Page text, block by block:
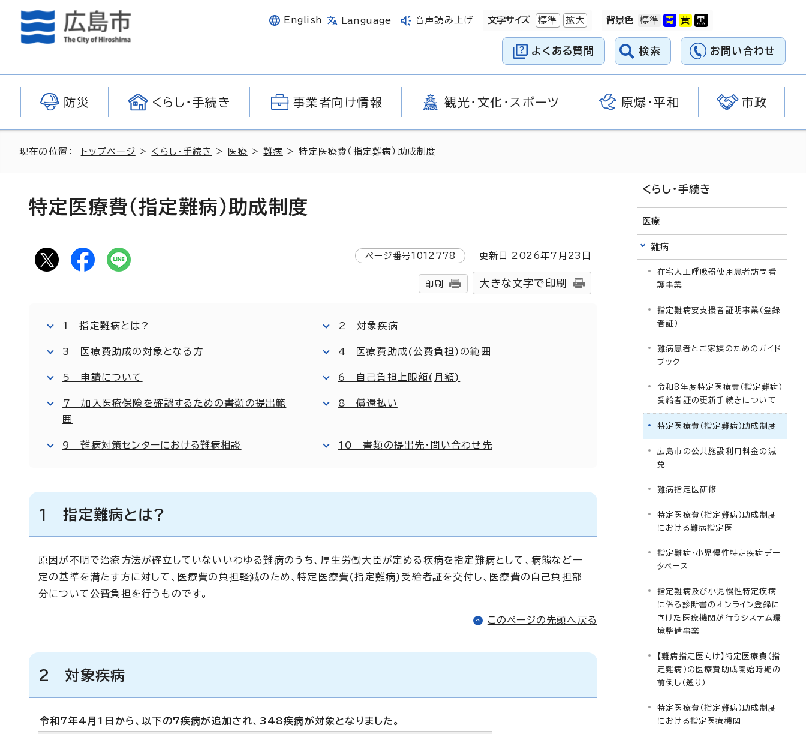
English Language 音声読み上げ 文字サイズ 標準 拡大 背景色
よくある質問 検索 お問い合わせ
防災 くらし・手続き 事業者向け情報 観光・文化・スポーツ 原爆・平和 市政
現在の位置： トップページ > くらし・手続き > 医療 >難病 > 特定医療費（指定難病）助成制度
特定医療費（指定難病）助成制度
ページ番号1012778 更新日 2026年7月 23 日
印刷 大きな文字で印刷
1 指定難病とは? 2 対象疾病
3 医療費助成の対象となる方 4 医療費助成(公費負担)の範囲
5 申請について 6 自己負担上限額(月額)
7 加入医療保険を確認するための書類の提出範
囲
8 償還払い
9 難病対策センターにおける難病相談 10 書類の提出先・問い合わせ先
1 指定難病とは?
原因が不明で治療方法が確立していないいわゆる難病のうち、厚生労働大臣が定める疾病を指定難病として、病態など一
定の基準を満たす方に対して、医療費の負担軽減のため、特定医療費(指定難病)受給者証を交付し、医療費の自己負担部
分について公費負担を行うものです。
このページの先頭へ戻る
2 対象疾病
令和7年4月1日から、以下の7疾病が追加され、348疾病が対象となりました。
くらし・手続き
医療
難病
在宅人工呼吸器使用患者訪問看
護事業
指定難病要支援者証明事業（登録
者証）
難病患者とご家族のためのガイド
ブック
令和8年度特定医療費（指定難病）
受給者証の更新手続きについて
特定医療費（指定難病）助成制度
広島市の公共施設利用料金の減
免
難病指定医研修
特定医療費（指定難病）助成制度
における難病指定医
指定難病・小児慢性特定疾病デー
タベース
指定難病及び小児慢性特定疾病
に係る診断書のオンライン登録に
向けた医療機関が行うシステム環
境整備事業
【難病指定医向け】特定医療費（指
定難病）の医療費助成開始時期の
前倒し（遡り）
特定医療費（指定難病）助成制度
における指定医療機関